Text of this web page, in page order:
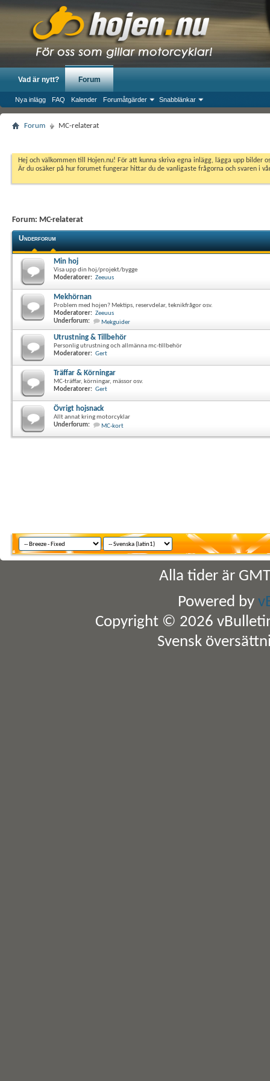
Vad är nytt? Forum
Nya inlägg FAQ Kalender Forumåtgärder Snabblänkar
Forum MC-relaterat
Hej och välkommen till Hojen.nu! För att kunna skriva egna inlägg, lägga upp
Är du osäker på hur forumet fungerar hittar du de vanligaste frågorna och svaren i
Forum: MC-relaterat
Underforum
Min hoj
Visa upp din hoj/projekt/bygge
Moderatorer: Zeeuus
Mekhörnan
Problem med hojen? Mektips, reservdelar, teknikfrågor osv.
Moderatorer: Zeeuus
Underforum:
Mekguider
Utrustning & Tillbehör
Personlig utrustning och allmänna mc-tillbehör
Moderatorer: Gert
Träffar & Körningar
MC-träffar, körningar, mässor osv.
Moderatorer: Gert
Övrigt hojsnack
Allt annat kring motorcyklar
Underforum:
MC-kort
Alla tider är
Powered by
Copyright © 2026
Svensk